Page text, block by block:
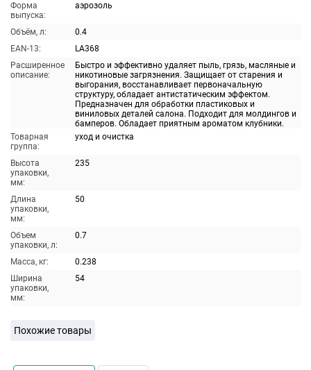
Форма
выпуска:
аэрозоль
Объём, л:
0.4
EAN-13:
LA368
Расширенное
описание:
Быстро и эффективно удаляет пыль, грязь, масляные и
никотиновые загрязнения. Защищает от старения и
выгорания, восстанавливает первоначальную
структуру, обладает антистатическим эффектом.
Предназначен для обработки пластиковых и
виниловых деталей салона. Подходит для молдингов и
бамперов. Обладает приятным ароматом клубники.
Товарная
группа:
уход и очистка
Высота
упаковки,
мм:
235
Длина
упаковки,
мм:
50
Объем
упаковки, л:
0.7
Масса, кг:
0.238
Ширина
упаковки,
мм:
54
Похожие товары